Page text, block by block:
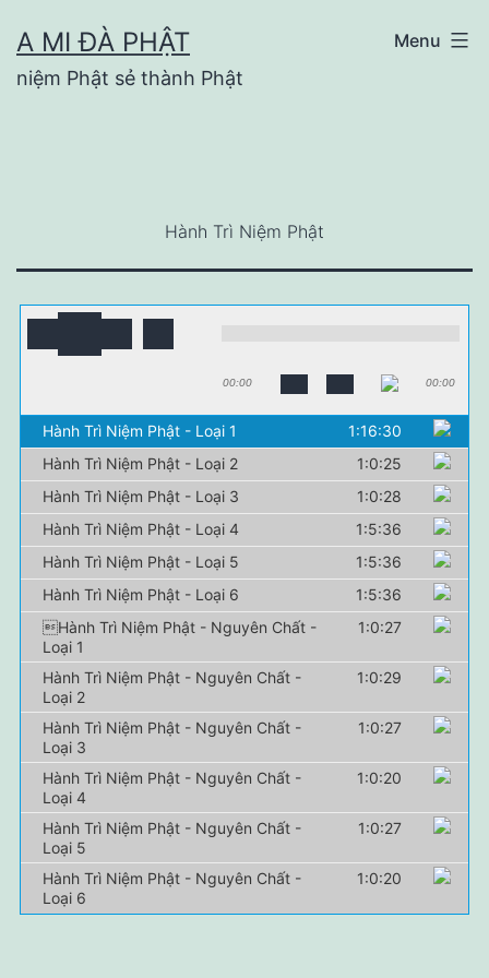
to
content
A MI ĐÀ PHẬT
niệm Phật sẻ thành Phật
Menu
Hành Trì Niệm Phật
00:00 00:00
Hành Trì Niệm Phật - Loại 1
1:16:30
Hành Trì Niệm Phật - Loại 2
1:0:25
Hành Trì Niệm Phật - Loại 3
1:0:28
Hành Trì Niệm Phật - Loại 4
1:5:36
Hành Trì Niệm Phật - Loại 5
1:5:36
Hành Trì Niệm Phật - Loại 6
1:5:36
Hành Trì Niệm Phật - Nguyên Chất -
Loại 1
1:0:27
Hành Trì Niệm Phật - Nguyên Chất -
Loại 2
1:0:29
Hành Trì Niệm Phật - Nguyên Chất -
Loại 3
1:0:27
Hành Trì Niệm Phật - Nguyên Chất -
Loại 4
1:0:20
Hành Trì Niệm Phật - Nguyên Chất -
Loại 5
1:0:27
Hành Trì Niệm Phật - Nguyên Chất -
Loại 6
1:0:20